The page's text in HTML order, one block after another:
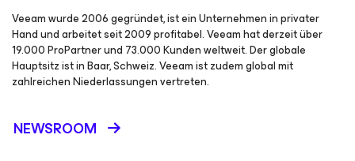
Veeam wurde 2006 gegründet, ist ein Unternehmen in privater
Hand und arbeitet seit 2009 profitabel. Veeam hat derzeit über
19.000 ProPartner und 73.000 Kunden weltweit. Der globale
Hauptsitz ist in Baar, Schweiz. Veeam ist zudem global mit
zahlreichen Niederlassungen vertreten.
NEWSROOM